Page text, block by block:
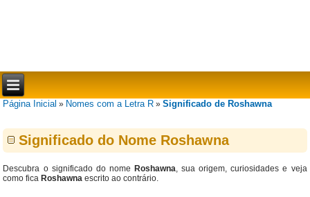
Página Inicial » Nomes com a Letra R »Significado de Roshawna
Significado do Nome Roshawna
Descubra o significado do nome Roshawna, sua origem, curiosidades e veja
como fica Roshawna escrito ao contrário.